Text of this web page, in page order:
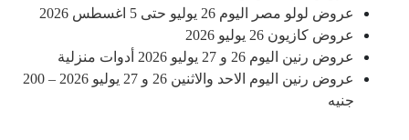
عروض لولو مصر اليوم 26 يوليو حتى 5 اغسطس 2026
عروض كازيون 26 يوليو 2026
عروض رنين اليوم 26 و 27 يوليو 2026 أدوات منزلية
عروض رنين اليوم الاحد والاثنين 26 و 27 يوليو 2026 – 200
جنيه